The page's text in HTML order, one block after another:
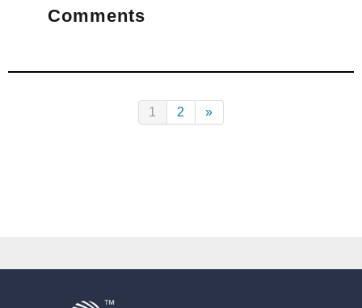
Comments
1 (current)
2 »